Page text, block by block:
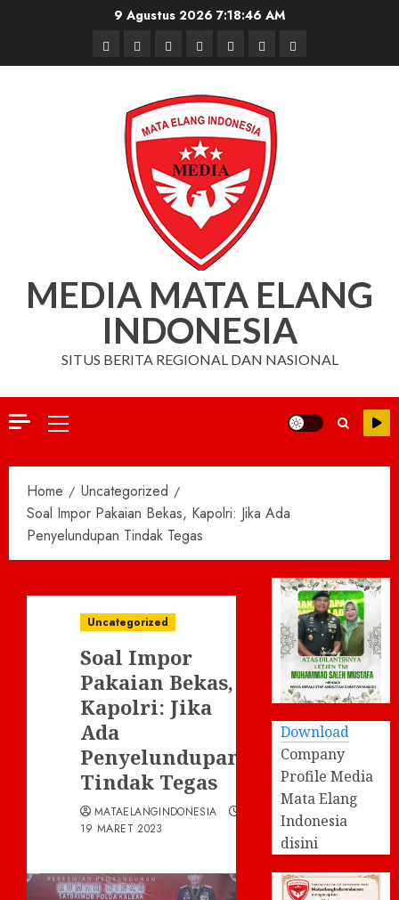
9 Agustus 20267:18:47 AM
BerandaNasionalDaerahHukum
dan
Kriminal
Pendidikan
Box
Redaksi
Iklan
MEDIA MATA ELANG
INDONESIA
SITUS BERITA REGIONAL DAN NASIONAL
Primary
Home
Uncategorized
Soal Impor Pakaian Bekas, Kapolri: Jika Ada
Penyelundupan Tindak Tegas
Uncategorized
Soal Impor
Pakaian Bekas,
Kapolri: Jika
Ada
Penyelundupan
Tindak Tegas
MATAELANGINDONESIA
19 MARET 2023
Download
Company
Profile Media
Mata Elang
Indonesia
disini